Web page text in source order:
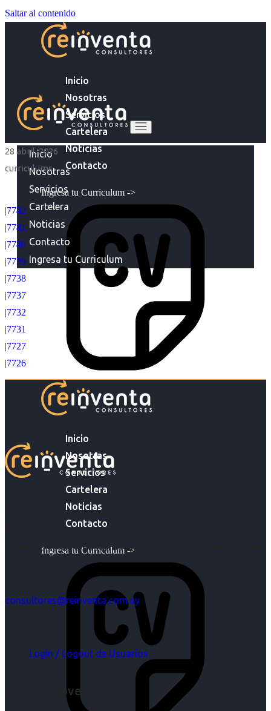
Saltar al contenido
Inicio
Nosotras
Servicios
Cartelera
Noticias
Contacto
Ingresa tu Curriculum ->
Inicio
Nosotras
Servicios
Cartelera
Noticias
Contacto
Ingresa tu Curriculum ->
Inicio
Nosotras
Servicios
Cartelera
Noticias
Contacto
Ingresa tu Curriculum
28 abril, 2026
curriculums
|7742
|7741
|7740
|7739
|7738
|7737
|7732
|7731
|7727
|7726
Acompañar a empresas en su gestión de capital humano y
acompañar a personas en la búsqueda y encuentro de sus
objetivos es para nosotros un trabajo, pero antes un placer.
consultores@reinventa.com.uy
Login / Logout de Usuarios
Últimas Novedades